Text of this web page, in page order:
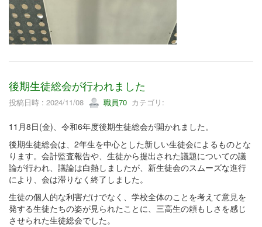
後期生徒総会が行われました
投稿日時 : 2024/11/08 職員70 カテゴリ:
11月8日(金)、令和6年度後期生徒総会が開かれました。
後期生徒総会は、2年生を中心とした新しい生徒会によるものとな
ります。会計監査報告や、生徒から提出された議題についての議
論が行われ、議論は白熱しましたが、新生徒会のスムーズな進行
により、会は滞りなく終了しました。
生徒の個人的な利害だけでなく、学校全体のことを考えて意見を
発する生徒たちの姿が見られたことに、三高生の頼もしさを感じ
させられた生徒総会でした。